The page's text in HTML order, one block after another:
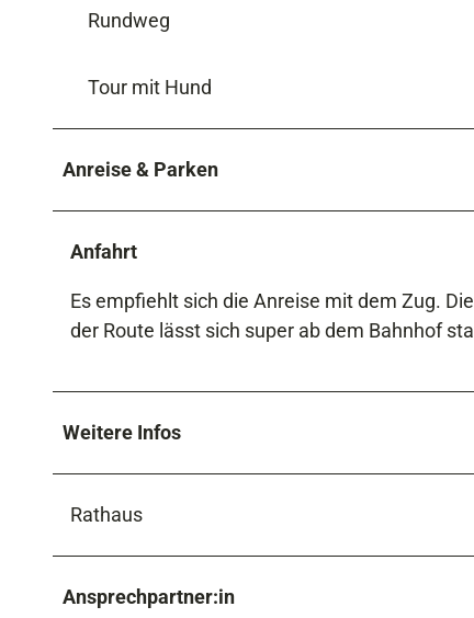
Rundweg
Tour mit Hund
Anreise & Parken
Anfahrt
Es empfiehlt sich die Anreise mit dem Zug.
der Route lässt sich super ab dem Bahnhof
Weitere Infos
Rathaus
Ansprechpartner:in